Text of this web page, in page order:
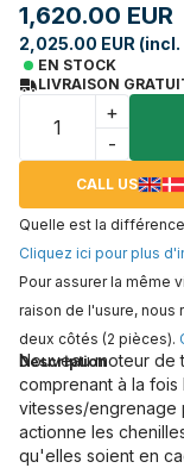
1,620.00 EUR
2,025.00 EUR (incl.
EN STOCK
LIVRAISON
+
-
CALL US
Quelle est la
Cliquez ici pour plus
Pour assurer la même
raison de l'usure, nous
deux côtés (2 pièces).
Description
Nouveau moteur de
comprenant à la
vitesses/engrenage
actionne les
qu'elles soient en